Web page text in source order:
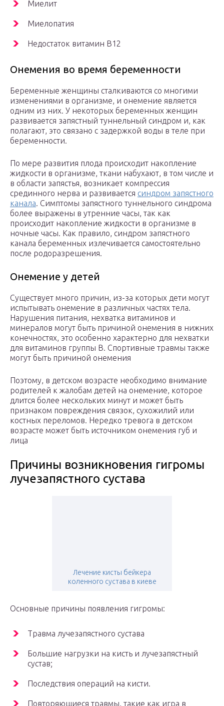
Миелит
Миелопатия
Недостаток витамин В12
Онемения во время беременности
Беременные женщины сталкиваются со многими
изменениями в организме, и онемение является
одним из них. У некоторых беременных женщин
развивается запястный туннельный синдром и, как
полагают, это связано с задержкой воды в теле при
беременности.
По мере развития плода происходит накопление
жидкости в организме, ткани набухают, в том числе и
в области запястья, возникает компрессия
срединного нерва и развивается синдром запястного
канала. Симптомы запястного туннельного синдрома
более выражены в утренние часы, так как
происходит накопление жидкости в организме в
ночные часы. Как правило, синдром запястного
канала беременных излечивается самостоятельно
после родоразрешения.
Онемение у детей
Существует много причин, из-за которых дети могут
испытывать онемение в различных частях тела.
Нарушения питания, нехватка витаминов и
минералов могут быть причиной онемения в нижних
конечностях, это особенно характерно для нехватки
для витаминов группы B. Спортивные травмы также
могут быть причиной онемения
Поэтому, в детском возрасте необходимо внимание
родителей к жалобам детей на онемение, которое
длится более нескольких минут и может быть
признаком повреждения связок, сухожилий или
костных переломов. Нередко тревога в детском
возрасте может быть источником онемения губ и
лица
Причины возникновения гигромы
лучезапястного сустава
Лечение кисты бейкера
коленного сустава в киеве
Основные причины появления гигромы:
Травма лучезапястного сустава
Большие нагрузки на кисть и лучезапястный
сустав;
Последствия операций на кисти.
Повторяющиеся травмы, такие как игра в